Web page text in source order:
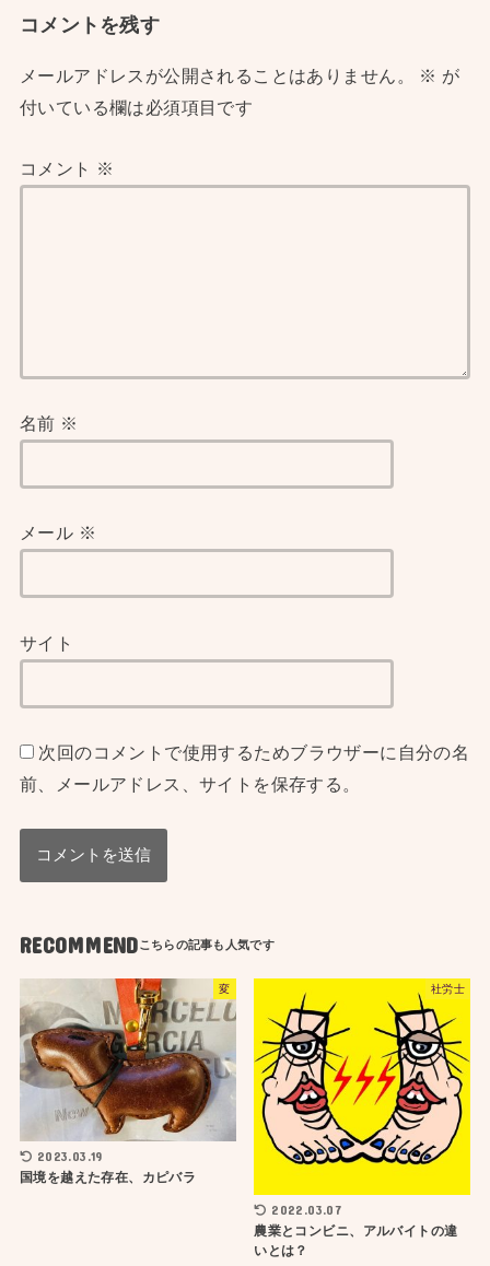
コメントを残す
メールアドレスが公開されることはありません。 ※ が
付いている欄は必須項目です
コメント ※
名前 ※
メール ※
サイト
次回のコメントで使用するためブラウザーに自分の名
前、メールアドレス、サイトを保存する。
RECOMMEND
変
2023.03.19
国境を越えた存在、カピバラ
社労士
2022.03.07
農業とコンビニ、アルバイトの違
いとは？